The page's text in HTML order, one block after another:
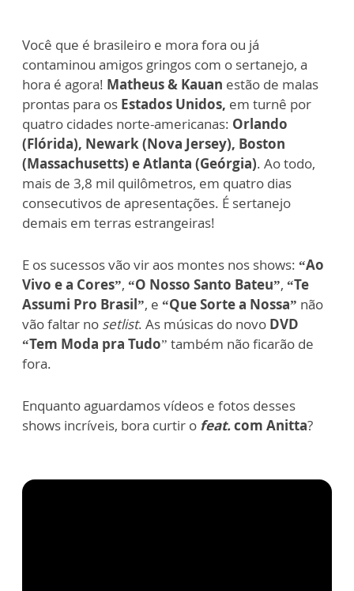
Você que é brasileiro e mora fora ou já
contaminou amigos gringos com o sertanejo, a
hora é agora! Matheus & Kauan estão de malas
prontas para os Estados Unidos, em turnê por
quatro cidades norte-americanas: Orlando
(Flórida), Newark (Nova Jersey), Boston
(Massachusetts) e Atlanta (Geórgia). Ao todo,
mais de 3,8 mil quilômetros, em quatro dias
consecutivos de apresentações. É sertanejo
demais em terras estrangeiras!
E os sucessos vão vir aos montes nos shows: “Ao
Vivo e a Cores”, “O Nosso Santo Bateu”, “Te
Assumi Pro Brasil”, e “Que Sorte a Nossa” não
vão faltar no setlist. As músicas do novo DVD
“Tem Moda pra Tudo” também não ficarão de
fora.
Enquanto aguardamos vídeos e fotos desses
shows incríveis, bora curtir o feat.com Anitta?